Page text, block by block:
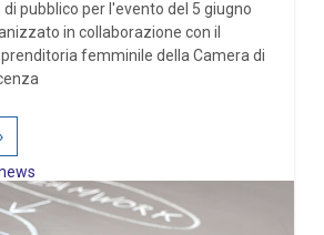
pubblico per l'evento del 5 giugno
in collaborazione con il
femminile della Camera di